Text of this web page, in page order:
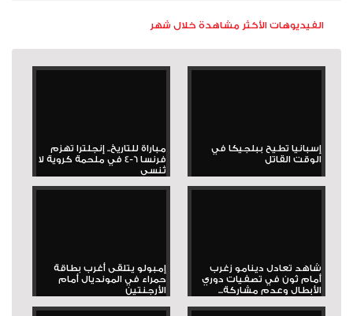
الفيديوهات الأكثر مشاهدة خلال شهر
إسبانيا تطيح ببلجيكا في
الوقت القاتل
مباراة للتاريخ.. إنجلترا تهزم
فرنسا 6-4 في ملحمة كروية لا
تُنسى
شاهد تعادل دينامو زغرب
أمام ثون في تصفيات دوري
الأبطال وعدم مشاركة...
إمبولو يتلقى أغرب بطاقة
حمراء في المونديال أمام
الأرجنتين